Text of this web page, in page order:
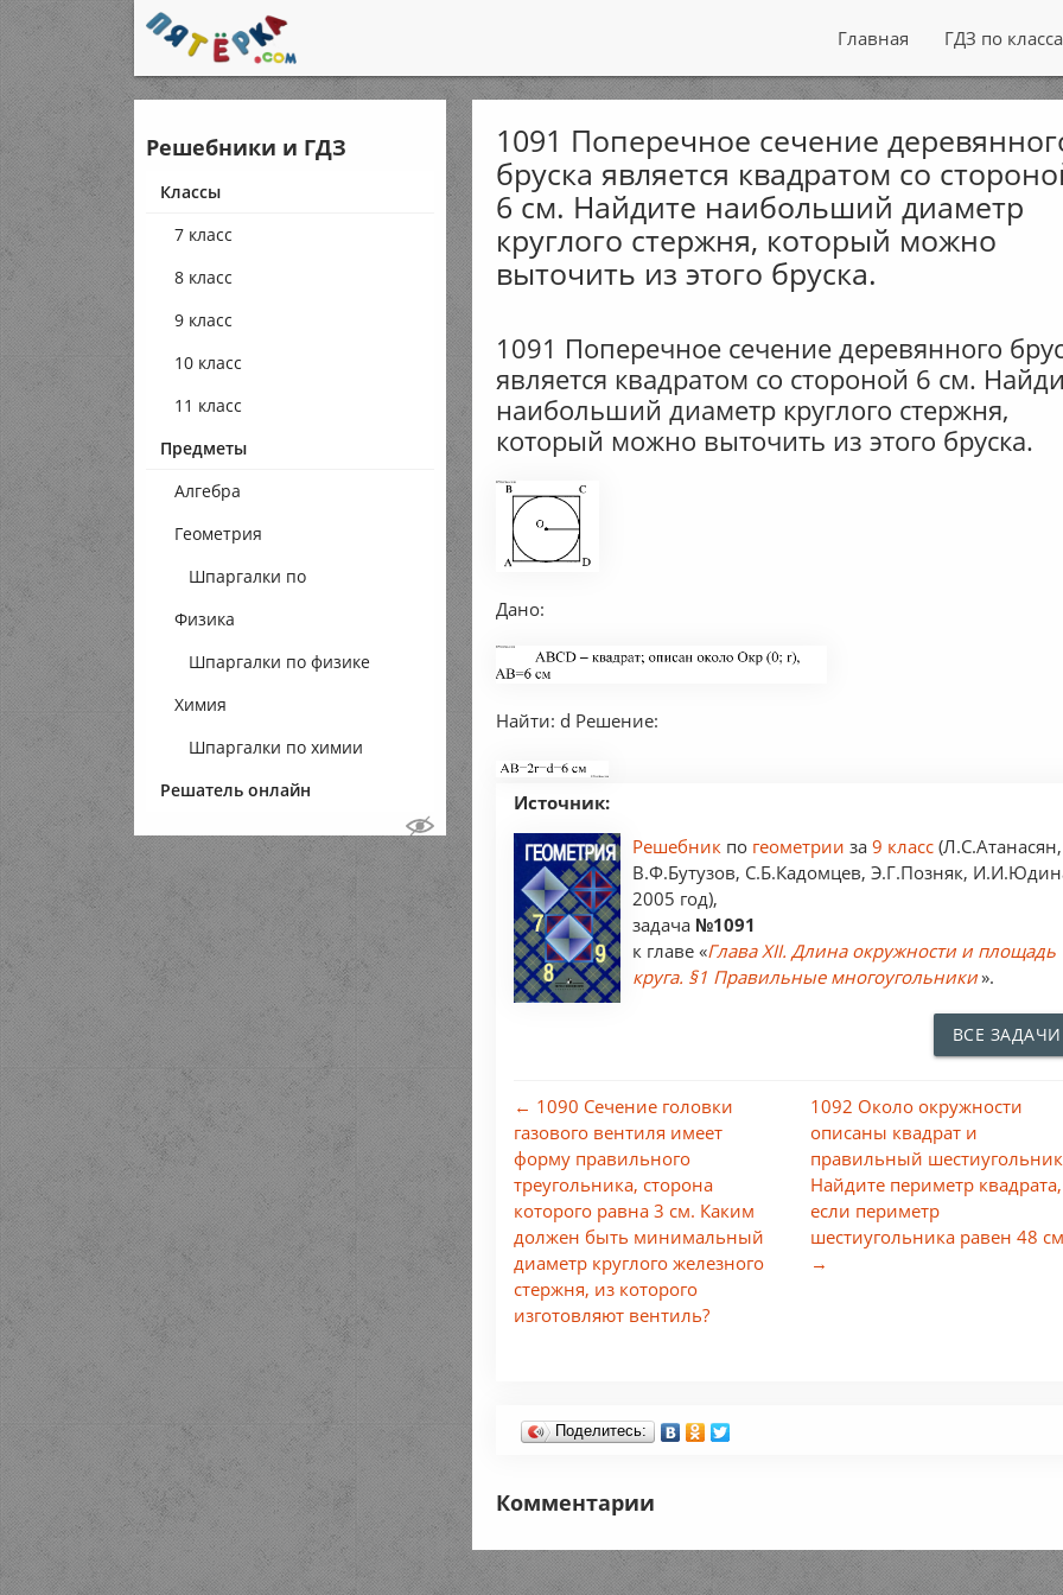
Главная ГДЗ по
Решебники и ГДЗ
Классы
7 класс
8 класс
9 класс
10 класс
11 класс
Предметы
Алгебра
Геометрия
Шпаргалки по
геометрии
Физика
Шпаргалки по физике
Химия
Шпаргалки по химии
Решатель онлайн
1091 Поперечное сечение
бруска является квадратом со
6 см. Найдите наибольший диаметр
круглого стержня, который можно
выточить из этого бруска.
1091 Поперечное сечение деревянного
является квадратом со стороной 6 см.
наибольший диаметр круглого стержня,
который можно выточить из этого бруска.
Дано:
Найти: d Решение:
Источник:
Решебник по геометрииза9 класс (Л.С.Атанасян,
В.Ф.Бутузов, С.Б.Кадомцев, Э.Г.Позняк,
2005 год),
задача №1091
к главе «Глава XII. Длина окружности и площадь
круга. §1 Правильные многоугольники».
ВСЕ ЗАДАЧИ
← 1090 Сечение головки
газового вентиля имеет
форму правильного
треугольника, сторона
которого равна 3 см. Каким
должен быть минимальный
диаметр круглого железного
стержня, из которого
изготовляют вентиль?
1092 Около окружности
описаны квадрат и
правильный
Найдите периметр квадрата,
если периметр
шестиугольника равен 48
→
Поделитесь:
Комментарии